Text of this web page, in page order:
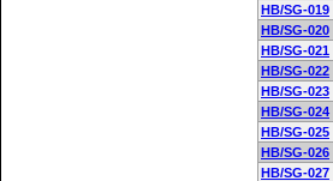
HB/SG-019
HB/SG-020
HB/SG-021
HB/SG-022
HB/SG-023
HB/SG-024
HB/SG-025
HB/SG-026
HB/SG-027